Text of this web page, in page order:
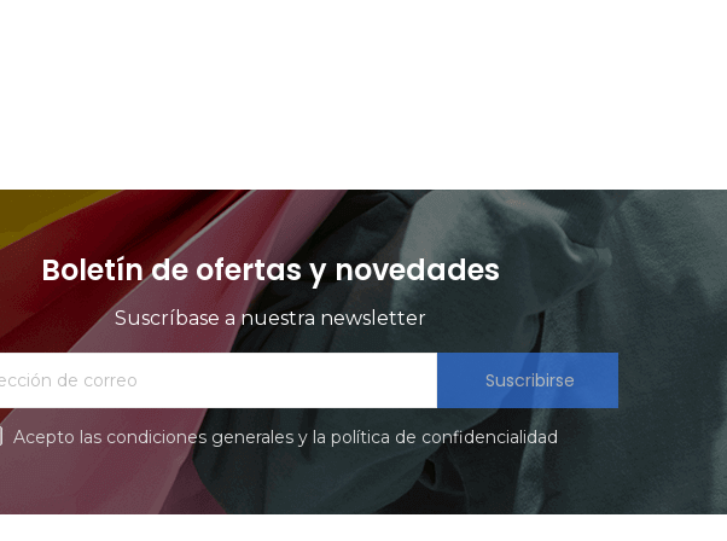
Boletín de ofertas y novedades
Suscríbase a nuestra newsletter
Suscribirse
Acepto las condiciones generales y la política de confidencialidad